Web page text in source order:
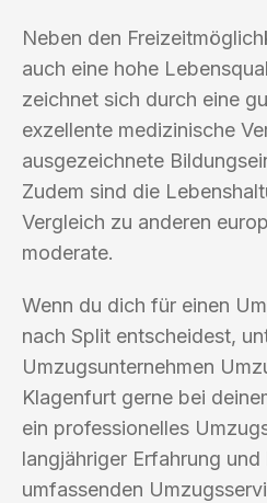
Neben den
auch eine hohe
zeichnet sich durch eine
exzellente medizinische
ausgezeichnete
Zudem sind die
Vergleich zu anderen
moderate.
Wenn du dich für einen
nach Split entscheidest,
Umzugsunternehmen
Klagenfurt gerne bei
ein professionelles
langjähriger Erfahrung
umfassenden